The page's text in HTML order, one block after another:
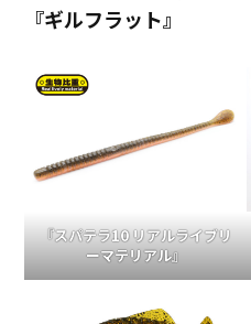
『ギルフラット』
『スパテラ10 リアルライブリ
ーマテリアル』